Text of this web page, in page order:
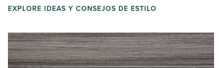
EXPLORE IDEAS Y CONSEJOS DE ESTILO